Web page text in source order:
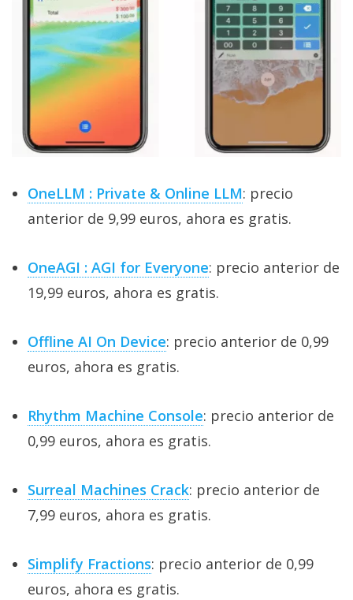
OneLLM : Private & Online LLM: precio
anterior de 9,99 euros, ahora es gratis.
OneAGI : AGI for Everyone: precio anterior de
19,99 euros, ahora es gratis.
Offline AI On Device: precio anterior de 0,99
euros, ahora es gratis.
Rhythm Machine Console: precio anterior de
0,99 euros, ahora es gratis.
Surreal Machines Crack: precio anterior de
7,99 euros, ahora es gratis.
Simplify Fractions: precio anterior de 0,99
euros, ahora es gratis.